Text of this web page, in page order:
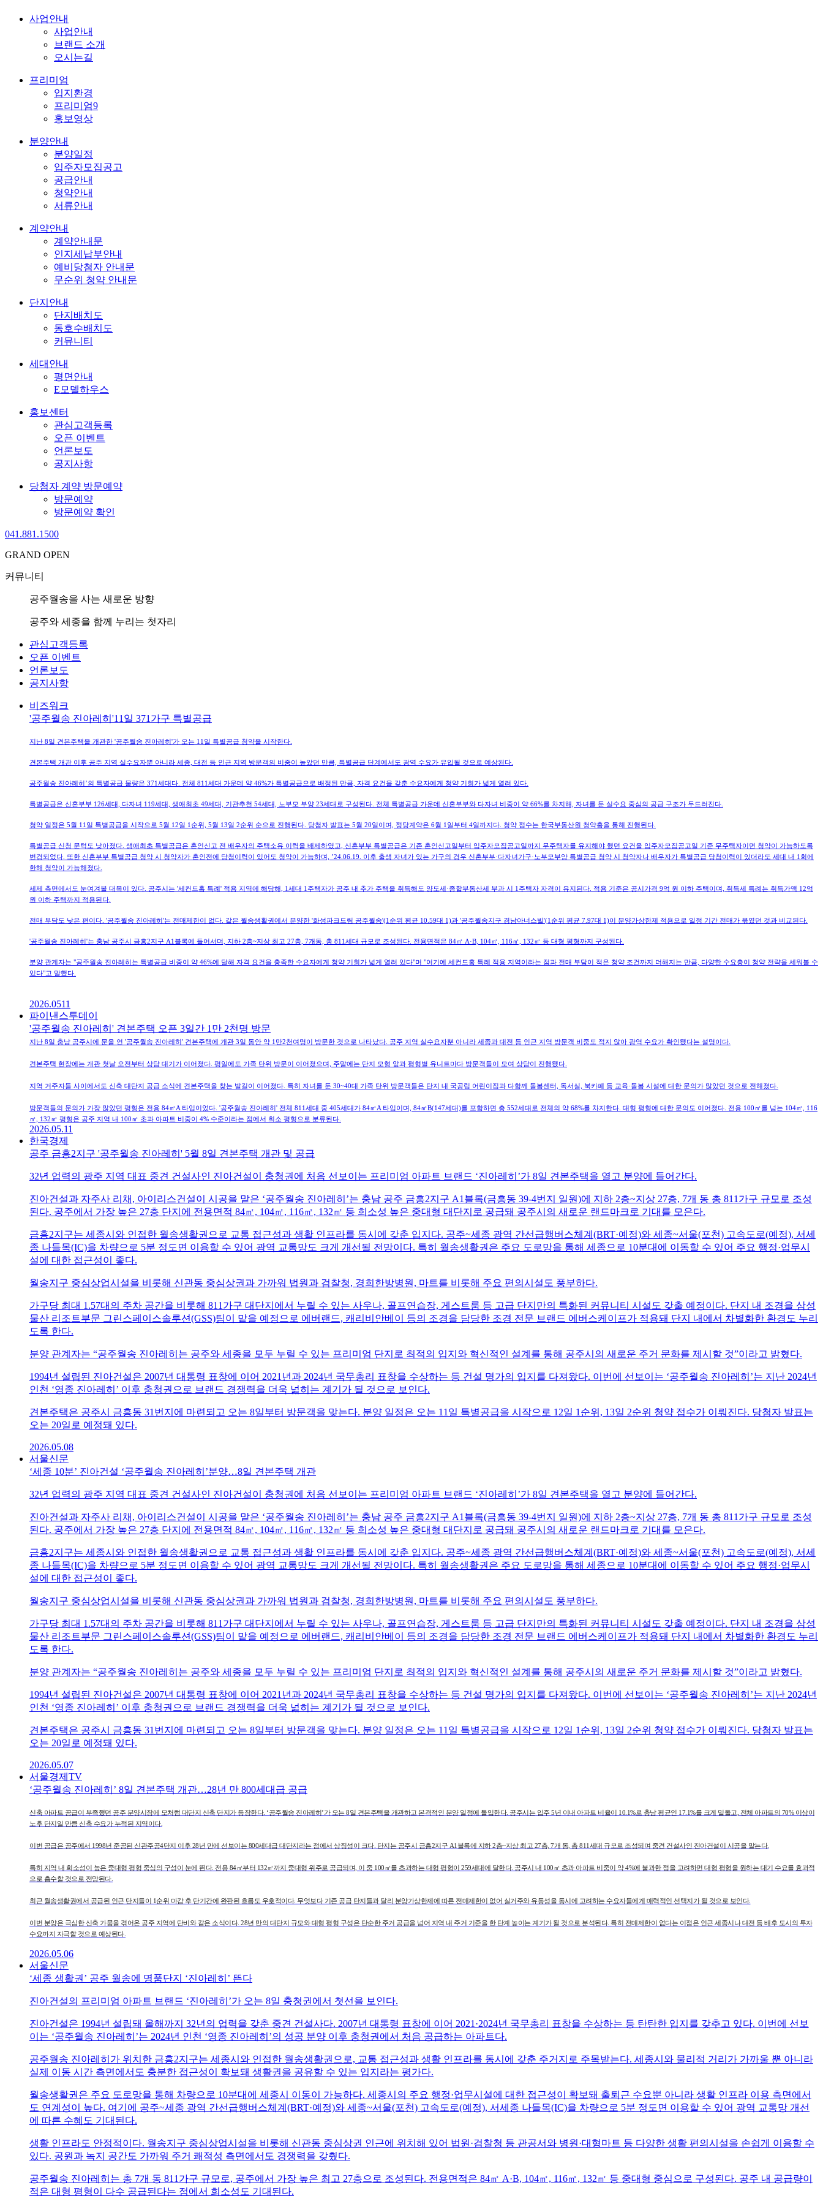
사업안내
사업안내
브랜드 소개
오시는길
프리미엄
입지환경
프리미엄9
홍보영상
분양안내
분양일정
입주자모집공고
공급안내
청약안내
서류안내
계약안내
계약안내문
인지세납부안내
예비당첨자 안내문
무순위 청약 안내문
단지안내
단지배치도
동호수배치도
커뮤니티
세대안내
평면안내
E모델하우스
홍보센터
관심고객등록
오픈 이벤트
언론보도
공지사항
당첨자 계약 방문예약
방문예약
방문예약 확인
041.881.1500
GRAND OPEN
커뮤니티
공주월송을 사는 새로운 방향
공주와 세종을 함께 누리는 첫자리
관심고객등록
오픈 이벤트
언론보도
공지사항
비즈워크
'공주월송 진아레히'11일 371가구 특별공급
지난 8일 견본주택을 개관한 '공주월송 진아레히'가 오는 11일 특별공급 청약을 시작한다.
견본주택 개관 이후 공주 지역 실수요자뿐 아니라 세종, 대전 등 인근 지역 방문객의 비중이 높았던 만큼, 특별공급 단계에서도 광역 수요가 유입될 것으로 예상된다.
공주월송 진아레히’의 특별공급 물량은 371세대다. 전체 811세대 가운데 약 46%가 특별공급으로 배정된 만큼, 자격 요건을 갖춘 수요자에게 청약 기회가 넓게 열려 있다.
특별공급은 신혼부부 126세대, 다자녀 119세대, 생애최초 49세대, 기관추천 54세대, 노부모 부양 23세대로 구성된다. 전체 특별공급 가운데 신혼부부와 다자녀 비중이 약 66%를 차지해, 자녀를 둔 실수요 중심의 공급 구조가 두드러진다.
청약 일정은 5월 11일 특별공급을 시작으로 5월 12일 1순위, 5월 13일 2순위 순으로 진행된다. 당첨자 발표는 5월 20일이며, 정당계약은 6월 1일부터 4일까지다. 청약 접수는 한국부동산원 청약홈을 통해 진행된다.
특별공급 신청 문턱도 낮아졌다. 생애최초 특별공급은 혼인신고 전 배우자의 주택소유 이력을 배제하였고, 신혼부부 특별공급은 기존 혼인신고일부터 입주자모집공고일까지 무주택자를 유지해야 했던 요건을 입주자모집공고일 기준 무주택자이면 청약이 가능하도록
변경되었다. 또한 신혼부부 특별공급 청약 시 청약자가 혼인전에 당첨이력이 있어도 청약이 가능하며, ’24.06.19. 이후 출생 자녀가 있는 가구의 경우 신혼부부·다자녀가구·노부모부양 특별공급 청약 시 청약자나 배우자가 특별공급 당첨이력이 있더라도 세대 내 1회에
한해 청약이 가능해졌다.
세제 측면에서도 눈여겨볼 대목이 있다. 공주시는 '세컨드홈 특례' 적용 지역에 해당해, 1세대 1주택자가 공주 내 추가 주택을 취득해도 양도세·종합부동산세 부과 시 1주택자 자격이 유지된다. 적용 기준은 공시가격 9억 원 이하 주택이며, 취득세 특례는 취득가액 12억
원 이하 주택까지 적용된다.
전매 부담도 낮은 편이다. '공주월송 진아레히'는 전매제한이 없다. 같은 월송생활권에서 분양한 '화성파크드림 공주월송'(1순위 평균 10.59대 1)과 '공주월송지구 경남아너스빌'(1순위 평균 7.97대 1)이 분양가상한제 적용으로 일정 기간 전매가 묶였던 것과 비교된다.
'공주월송 진아레히'는 충남 공주시 금흥2지구 A1블록에 들어서며, 지하 2층~지상 최고 27층, 7개동, 총 811세대 규모로 조성된다. 전용면적은 84㎡ A·B, 104㎡, 116㎡, 132㎡ 등 대형 평형까지 구성된다.
분양 관계자는 "공주월송 진아레히는 특별공급 비중이 약 46%에 달해 자격 요건을 충족한 수요자에게 청약 기회가 넓게 열려 있다"며 "여기에 세컨드홈 특례 적용 지역이라는 점과 전매 부담이 적은 청약 조건까지 더해지는 만큼, 다양한 수요층이 청약 전략을 세워볼 수
있다"고 말했다.
2026.0511
파이낸스투데이
'공주월송 진아레히' 견본주택 오픈 3일간 1만 2천명 방문
지난 8일 충남 공주시에 문을 연 '공주월송 진아레히' 견본주택에 개관 3일 동안 약 1만2천여명이 방문한 것으로 나타났다. 공주 지역 실수요자뿐 아니라 세종과 대전 등 인근 지역 방문객 비중도 적지 않아 광역 수요가 확인됐다는 설명이다.
견본주택 현장에는 개관 첫날 오전부터 상담 대기가 이어졌다. 평일에도 가족 단위 방문이 이어졌으며, 주말에는 단지 모형 앞과 평형별 유니트마다 방문객들이 모여 상담이 진행됐다.
지역 거주자들 사이에서도 신축 대단지 공급 소식에 견본주택을 찾는 발길이 이어졌다. 특히 자녀를 둔 30~40대 가족 단위 방문객들은 단지 내 국공립 어린이집과 다함께 돌봄센터, 독서실, 북카페 등 교육·돌봄 시설에 대한 문의가 많았던 것으로 전해졌다.
방문객들의 문의가 가장 많았던 평형은 전용 84㎡A 타입이었다. '공주월송 진아레히' 전체 811세대 중 405세대가 84㎡A 타입이며, 84㎡B(147세대)를 포함하면 총 552세대로 전체의 약 68%를 차지한다. 대형 평형에 대한 문의도 이어졌다. 전용 100㎡를 넘는 104㎡, 116
㎡, 132㎡ 평형은 공주 지역 내 100㎡ 초과 아파트 비중이 4% 수준이라는 점에서 희소 평형으로 분류된다.
2026.05.11
한국경제
공주 금흥2지구 '공주월송 진아레히' 5월 8일 견본주택 개관 및 공급
32년 업력의 광주 지역 대표 중견 건설사인 진아건설이 충청권에 처음 선보이는 프리미엄 아파트 브랜드 ‘진아레히’가 8일 견본주택을 열고 분양에 들어간다.
진아건설과 자주사 리채, 아이리스건설이 시공을 맡은 ‘공주월송 진아레히’는 충남 공주 금흥2지구 A1블록(금흥동 39-4번지 일원)에 지하 2층~지상 27층, 7개 동 총 811가구 규모로 조성
된다. 공주에서 가장 높은 27층 단지에 전용면적 84㎡, 104㎡, 116㎡, 132㎡ 등 희소성 높은 중대형 대단지로 공급돼 공주시의 새로운 랜드마크로 기대를 모은다.
금흥2지구는 세종시와 인접한 월송생활권으로 교통 접근성과 생활 인프라를 동시에 갖춘 입지다. 공주~세종 광역 간선급행버스체계(BRT·예정)와 세종~서울(포천) 고속도로(예정), 서세
종 나들목(IC)을 차량으로 5분 정도면 이용할 수 있어 광역 교통망도 크게 개선될 전망이다. 특히 월송생활권은 주요 도로망을 통해 세종으로 10분대에 이동할 수 있어 주요 행정·업무시
설에 대한 접근성이 좋다.
월송지구 중심상업시설을 비롯해 신관동 중심상권과 가까워 법원과 검찰청, 경희한방병원, 마트를 비롯해 주요 편의시설도 풍부하다.
가구당 최대 1.57대의 주차 공간을 비롯해 811가구 대단지에서 누릴 수 있는 사우나, 골프연습장, 게스트룸 등 고급 단지만의 특화된 커뮤니티 시설도 갖출 예정이다. 단지 내 조경을 삼성
물산 리조트부문 그린스페이스솔루션(GSS)팀이 맡을 예정으로 에버랜드, 캐리비안베이 등의 조경을 담당한 조경 전문 브랜드 에버스케이프가 적용돼 단지 내에서 차별화한 환경도 누리
도록 한다.
분양 관계자는 “공주월송 진아레히는 공주와 세종을 모두 누릴 수 있는 프리미엄 단지로 최적의 입지와 혁신적인 설계를 통해 공주시의 새로운 주거 문화를 제시할 것”이라고 밝혔다.
1994년 설립된 진아건설은 2007년 대통령 표창에 이어 2021년과 2024년 국무총리 표창을 수상하는 등 건설 명가의 입지를 다져왔다. 이번에 선보이는 ‘공주월송 진아레히’는 지난 2024년
인천 ‘영종 진아레히’ 이후 충청권으로 브랜드 경쟁력을 더욱 넓히는 계기가 될 것으로 보인다.
견본주택은 공주시 금흥동 31번지에 마련되고 오는 8일부터 방문객을 맞는다. 분양 일정은 오는 11일 특별공급을 시작으로 12일 1순위, 13일 2순위 청약 접수가 이뤄진다. 당첨자 발표는
오는 20일로 예정돼 있다.
2026.05.08
서울신문
‘세종 10분’ 진아건설 ‘공주월송 진아레히’분양…8일 견본주택 개관
32년 업력의 광주 지역 대표 중견 건설사인 진아건설이 충청권에 처음 선보이는 프리미엄 아파트 브랜드 ‘진아레히’가 8일 견본주택을 열고 분양에 들어간다.
진아건설과 자주사 리채, 아이리스건설이 시공을 맡은 ‘공주월송 진아레히’는 충남 공주 금흥2지구 A1블록(금흥동 39-4번지 일원)에 지하 2층~지상 27층, 7개 동 총 811가구 규모로 조성
된다. 공주에서 가장 높은 27층 단지에 전용면적 84㎡, 104㎡, 116㎡, 132㎡ 등 희소성 높은 중대형 대단지로 공급돼 공주시의 새로운 랜드마크로 기대를 모은다.
금흥2지구는 세종시와 인접한 월송생활권으로 교통 접근성과 생활 인프라를 동시에 갖춘 입지다. 공주~세종 광역 간선급행버스체계(BRT·예정)와 세종~서울(포천) 고속도로(예정), 서세
종 나들목(IC)을 차량으로 5분 정도면 이용할 수 있어 광역 교통망도 크게 개선될 전망이다. 특히 월송생활권은 주요 도로망을 통해 세종으로 10분대에 이동할 수 있어 주요 행정·업무시
설에 대한 접근성이 좋다.
월송지구 중심상업시설을 비롯해 신관동 중심상권과 가까워 법원과 검찰청, 경희한방병원, 마트를 비롯해 주요 편의시설도 풍부하다.
가구당 최대 1.57대의 주차 공간을 비롯해 811가구 대단지에서 누릴 수 있는 사우나, 골프연습장, 게스트룸 등 고급 단지만의 특화된 커뮤니티 시설도 갖출 예정이다. 단지 내 조경을 삼성
물산 리조트부문 그린스페이스솔루션(GSS)팀이 맡을 예정으로 에버랜드, 캐리비안베이 등의 조경을 담당한 조경 전문 브랜드 에버스케이프가 적용돼 단지 내에서 차별화한 환경도 누리
도록 한다.
분양 관계자는 “공주월송 진아레히는 공주와 세종을 모두 누릴 수 있는 프리미엄 단지로 최적의 입지와 혁신적인 설계를 통해 공주시의 새로운 주거 문화를 제시할 것”이라고 밝혔다.
1994년 설립된 진아건설은 2007년 대통령 표창에 이어 2021년과 2024년 국무총리 표창을 수상하는 등 건설 명가의 입지를 다져왔다. 이번에 선보이는 ‘공주월송 진아레히’는 지난 2024년
인천 ‘영종 진아레히’ 이후 충청권으로 브랜드 경쟁력을 더욱 넓히는 계기가 될 것으로 보인다.
견본주택은 공주시 금흥동 31번지에 마련되고 오는 8일부터 방문객을 맞는다. 분양 일정은 오는 11일 특별공급을 시작으로 12일 1순위, 13일 2순위 청약 접수가 이뤄진다. 당첨자 발표는
오는 20일로 예정돼 있다.
2026.05.07
서울경제TV
‘공주월송 진아레히’ 8일 견본주택 개관…28년 만 800세대급 공급
신축 아파트 공급이 부족했던 공주 분양시장에 모처럼 대단지 신축 단지가 등장한다. ‘공주월송 진아레히’가 오는 8일 견본주택을 개관하고 본격적인 분양 일정에 돌입한다. 공주시는 입주 5년 이내 아파트 비율이 10.1%로 충남 평균인 17.1%를 크게 밑돌고, 전체 아파트의 70% 이상이
노후 단지일 만큼 신축 수요가 누적된 지역이다.
이번 공급은 공주에서 1998년 준공된 신관주공4단지 이후 28년 만에 선보이는 800세대급 대단지라는 점에서 상징성이 크다. 단지는 공주시 금흥2지구 A1블록에 지하 2층~지상 최고 27층, 7개 동, 총 811세대 규모로 조성되며 중견 건설사인 진아건설이 시공을 맡는다.
특히 지역 내 희소성이 높은 중대형 평형 중심의 구성이 눈에 띈다. 전용 84㎡부터 132㎡까지 중대형 위주로 공급되며, 이 중 100㎡를 초과하는 대형 평형이 259세대에 달한다. 공주시 내 100㎡ 초과 아파트 비중이 약 4%에 불과한 점을 고려하면 대형 평형을 원하는 대기 수요를 효과적
으로 흡수할 것으로 전망된다.
최근 월송생활권에서 공급된 인근 단지들이 1순위 마감 후 단기간에 완판된 흐름도 우호적이다. 무엇보다 기존 공급 단지들과 달리 분양가상한제에 따른 전매제한이 없어 실거주와 유동성을 동시에 고려하는 수요자들에게 매력적인 선택지가 될 것으로 보인다.
이번 분양은 극심한 신축 가뭄을 겪어온 공주 지역에 단비와 같은 소식이다. 28년 만의 대단지 규모와 대형 평형 구성은 단순한 주거 공급을 넘어 지역 내 주거 기준을 한 단계 높이는 계기가 될 것으로 분석된다. 특히 전매제한이 없다는 이점은 인근 세종시나 대전 등 배후 도시의 투자
수요까지 자극할 것으로 예상된다.
2026.05.06
서울신문
‘세종 생활권’ 공주 월송에 명품단지 ‘진아레히’ 뜬다
진아건설의 프리미엄 아파트 브랜드 ‘진아레히’가 오는 8일 충청권에서 첫선을 보인다.
진아건설은 1994년 설립돼 올해까지 32년의 업력을 갖춘 중견 건설사다. 2007년 대통령 표창에 이어 2021·2024년 국무총리 표창을 수상하는 등 탄탄한 입지를 갖추고 있다. 이번에 선보
이는 ‘공주월송 진아레히’는 2024년 인천 ‘영종 진아레히’의 성공 분양 이후 충청권에서 처음 공급하는 아파트다.
공주월송 진아레히가 위치한 금흥2지구는 세종시와 인접한 월송생활권으로, 교통 접근성과 생활 인프라를 동시에 갖춘 주거지로 주목받는다. 세종시와 물리적 거리가 가까울 뿐 아니라
실제 이동 시간 측면에서도 충분한 접근성이 확보돼 생활권을 공유할 수 있는 입지라는 평가다.
월송생활권은 주요 도로망을 통해 차량으로 10분대에 세종시 이동이 가능하다. 세종시의 주요 행정·업무시설에 대한 접근성이 확보돼 출퇴근 수요뿐 아니라 생활 인프라 이용 측면에서
도 연계성이 높다. 여기에 공주~세종 광역 간선급행버스체계(BRT·예정)와 세종~서울(포천) 고속도로(예정), 서세종 나들목(IC)을 차량으로 5분 정도면 이용할 수 있어 광역 교통망 개선
에 따른 수혜도 기대된다.
생활 인프라도 안정적이다. 월송지구 중심상업시설을 비롯해 신관동 중심상권 인근에 위치해 있어 법원·검찰청 등 관공서와 병원·대형마트 등 다양한 생활 편의시설을 손쉽게 이용할 수
있다. 공원과 녹지 공간도 가까워 주거 쾌적성 측면에서도 경쟁력을 갖췄다.
공주월송 진아레히는 총 7개 동 811가구 규모로, 공주에서 가장 높은 최고 27층으로 조성된다. 전용면적은 84㎡ A·B, 104㎡, 116㎡, 132㎡ 등 중대형 중심으로 구성된다. 공주 내 공급량이
적은 대형 평형이 다수 공급된다는 점에서 희소성도 기대된다.